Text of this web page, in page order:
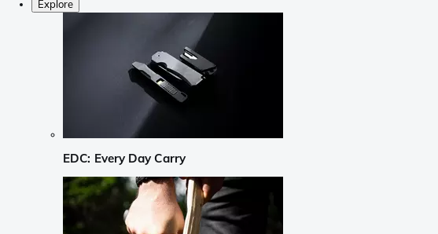
Explore
EDC: Every Day Carry